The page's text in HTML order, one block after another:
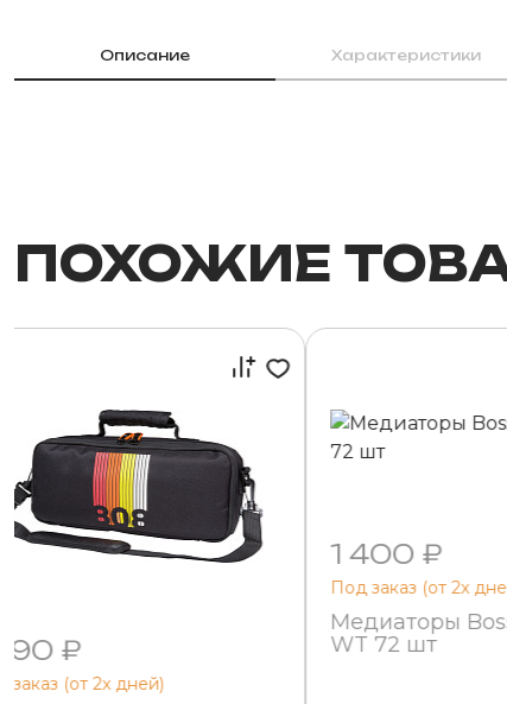
Описание Характеристики
ПОХОЖИЕ
₽
заказ (от 2х дней)
1 400 ₽
Под заказ (от 2х
Медиаторы
WT 72 шт